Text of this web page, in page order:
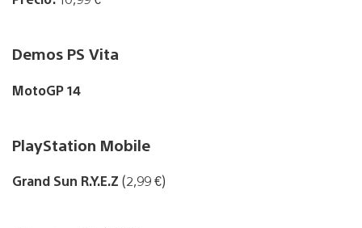
Demos PS Vita
MotoGP 14
PlayStation Mobile
Grand Sun R.Y.E.Z (2,99 €)